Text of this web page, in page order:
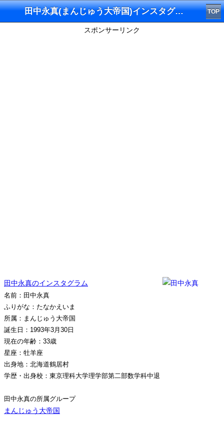
田中永真(まんじゅう大帝国)インスタグラム TOP
スポンサーリンク
田中永真のインスタグラム
名前：田中永真
ふりがな：たなかえいま
所属：まんじゅう大帝国
誕生日：1993年3月30日
現在の年齢：33歳
星座：牡羊座
出身地：北海道鶴居村
学歴・出身校：東京理科大学理学部第二部数学科中退
田中永真の所属グループ
まんじゅう大帝国